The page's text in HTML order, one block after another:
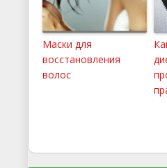
Маски для
восстановления
волос